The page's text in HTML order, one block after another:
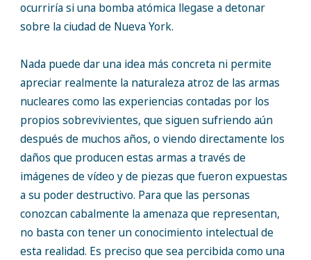
ocurriría si una bomba atómica llegase a detonar
sobre la ciudad de Nueva York.
Nada puede dar una idea más concreta ni permite
apreciar realmente la naturaleza atroz de las armas
nucleares como las experiencias contadas por los
propios sobrevivientes, que siguen sufriendo aún
después de muchos años, o viendo directamente los
daños que producen estas armas a través de
imágenes de vídeo y de piezas que fueron expuestas
a su poder destructivo. Para que las personas
conozcan cabalmente la amenaza que representan,
no basta con tener un conocimiento intelectual de
esta realidad. Es preciso que sea percibida como una